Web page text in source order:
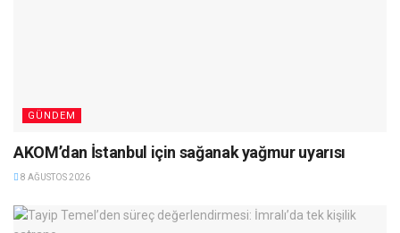
GÜNDEM
AKOM’dan İstanbul için sağanak yağmur uyarısı
8 AĞUSTOS 2026